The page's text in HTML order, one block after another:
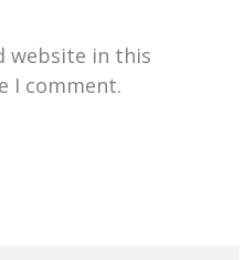
website in this
I comment.